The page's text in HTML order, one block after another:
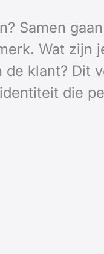
Samen
Wat zijn
klant? Dit
die